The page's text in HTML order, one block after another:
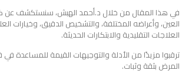
في هذا المقال من خلال د.أحمد الهبش، سنستكشف عن
العين، وأعراضه المختلفة، والتشخيص الدقيق، وخيارات
العلاجات التقليدية والابتكارات الحديثة.
ترقبوا مزيدًا من الأدلة والتوجيهات القيمة للمساعدة
المرض بثقة وثبات.